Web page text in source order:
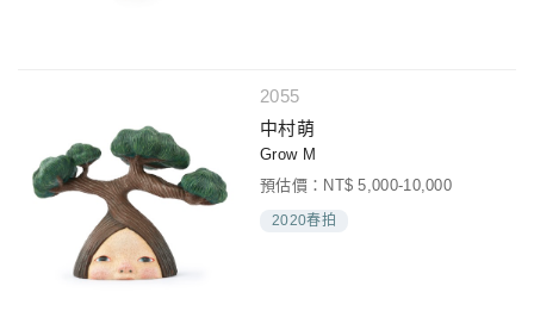
2055
中村萌
Grow M
預估價：NT$ 5,000-10,000
2020春拍